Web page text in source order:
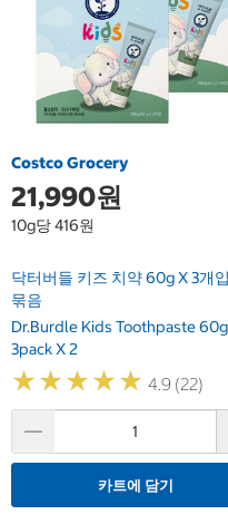
Costco Grocery
21,990원
10g당 416원
닥터버들 키즈 치약 60g X 3개
묶음
Dr.Burdle Kids Toothpaste
3pack X 2
★★★★★
★★★★★ 4.9 (22)
카트에 담기